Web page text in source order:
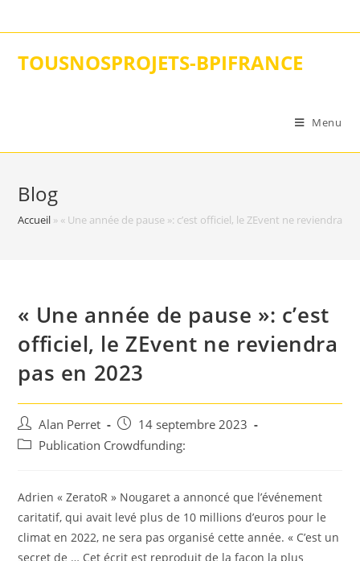
to
TOUSNOSPROJETS-BPIFRANCE
Menu
Blog
Accueil » « Une année de pause »: c’est officiel, le ZEvent ne reviendra
« Une année de pause »: c’est
officiel, le ZEvent ne reviendra
pas en 2023
Auteur/autrice
de
Alan Perret
Post
published:
14 septembre 2023
PostPublication Crowdfunding:
Adrien « ZeratoR » Nougaret a annoncé que l’événement
caritatif, qui avait levé plus de 10 millions d’euros pour le
climat en 2022, ne sera pas organisé cette année. « C’est un
secret de … Cet écrit est reproduit de la façon la plus